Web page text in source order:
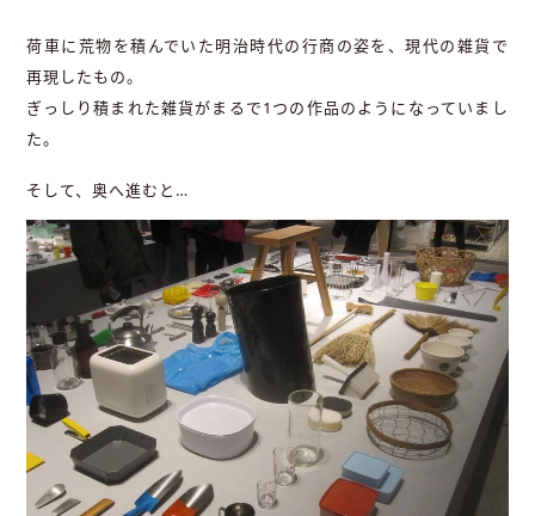
荷車に荒物を積んでいた明治時代の行商の姿を、現代の雑貨で
再現したもの。
ぎっしり積まれた雑貨がまるで1つの作品のようになっていまし
た。
そして、奥へ進むと…